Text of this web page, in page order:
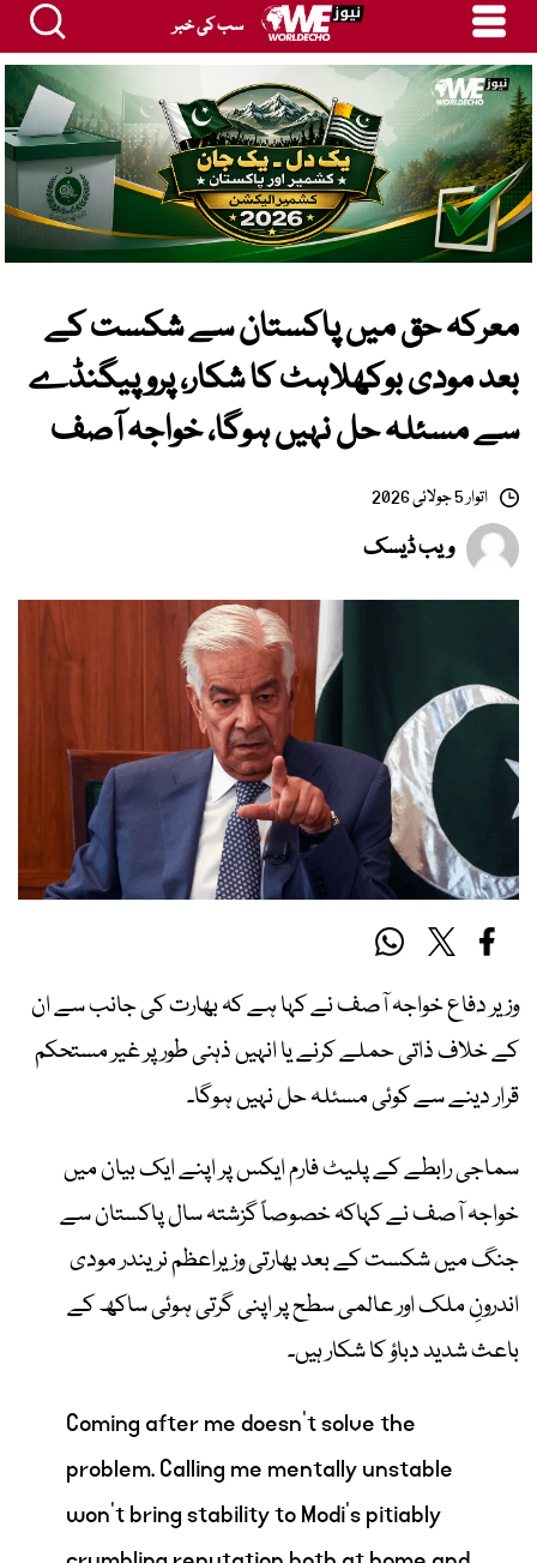
سب کی خبر
معرکہ حق میں پاکستان سے شکست کے
بعد مودی بوکھلاہٹ کا شکار، پروپیگنڈے
سے مسئلہ حل نہیں ہوگا، خواجہ آصف
اتوار 5 جولائی 2026
ویب ڈیسک
وزیر دفاع خواجہ آصف نے کہا ہے کہ بھارت کی جانب سے ان
کے خلاف ذاتی حملے کرنے یا انہیں ذہنی طور پر غیر مستحکم
قرار دینے سے کوئی مسئلہ حل نہیں ہوگا۔
سماجی رابطے کے پلیٹ فارم ایکس پر اپنے ایک بیان میں
خواجہ آصف نے کہاکہ خصوصاً گزشتہ سال پاکستان سے
جنگ میں شکست کے بعد بھارتی وزیراعظم نریندر مودی
اندرونِ ملک اور عالمی سطح پر اپنی گرتی ہوئی ساکھ کے
باعث شدید دباؤ کا شکار ہیں۔
Coming after me doesn’t solve the
problem. Calling me mentally unstable
won’t bring stability to Modi’s pitiably